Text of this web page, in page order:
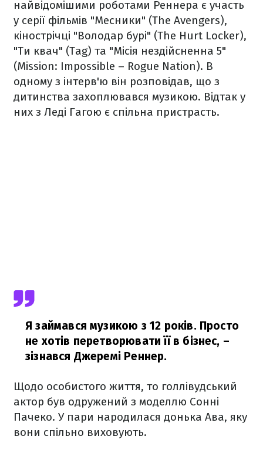
найвідомішими роботами Реннера є участь
у серії фільмів "Месники" (The Avengers),
кінострічці "Володар бурі" (The Hurt Locker),
"Ти квач" (Tag) та "Місія нездійсненна 5"
(Mission: Impossible – Rogue Nation). В
одному з інтерв'ю він розповідав, що з
дитинства захоплювався музикою. Відтак у
них з Леді Гагою є спільна пристрасть.
Я займався музикою з 12 років. Просто
не хотів перетворювати її в бізнес, –
зізнався Джеремі Реннер.
Щодо особистого життя, то голлівудський
актор був одружений з моделлю Сонні
Пачеко. У пари народилася донька Ава, яку
вони спільно виховують.